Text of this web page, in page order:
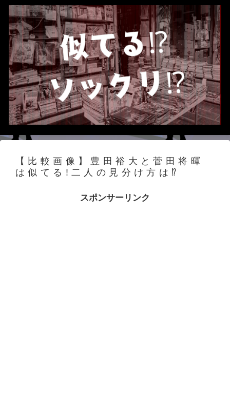
【比較画像】豊田裕大と菅田将暉
は似てる!二人の見分け方は⁉
スポンサーリンク